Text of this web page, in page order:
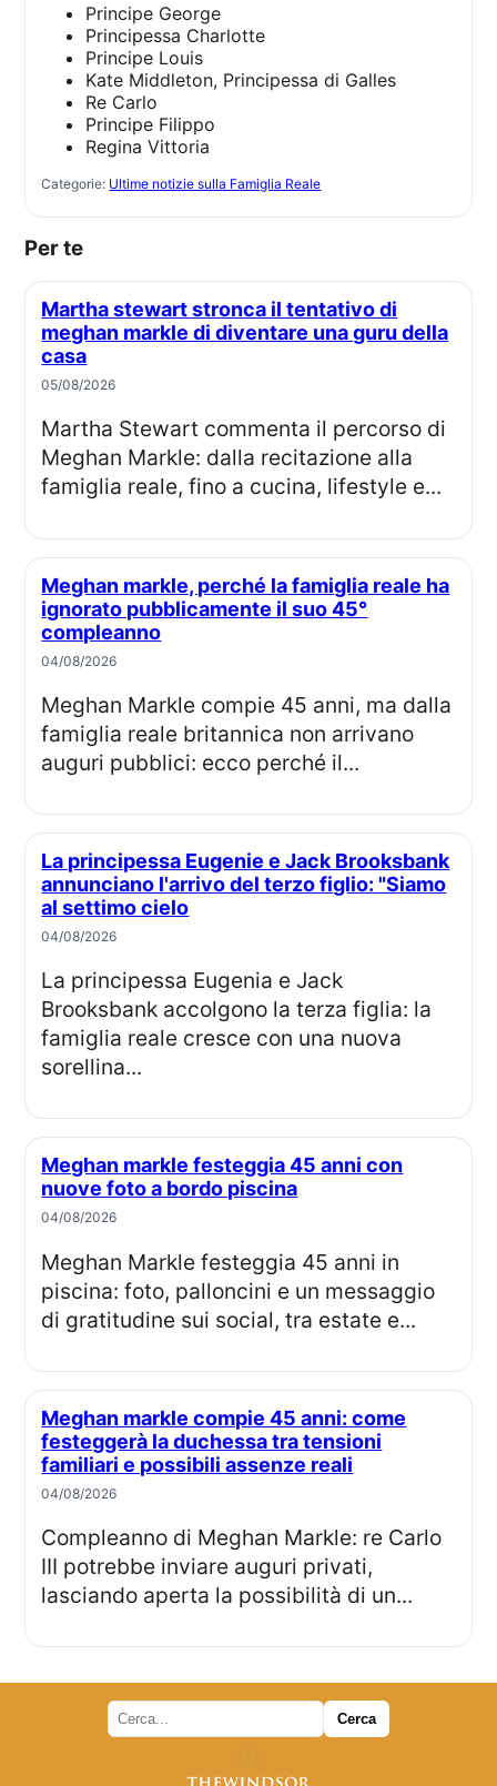
Principe George
Principessa Charlotte
Principe Louis
Kate Middleton, Principessa di Galles
Re Carlo
Principe Filippo
Regina Vittoria
Categorie: Ultime notizie sulla Famiglia Reale
Per te
Martha stewart stronca il tentativo di
meghan markle di diventare una guru della
casa
05/08/2026
Martha Stewart commenta il percorso di
Meghan Markle: dalla recitazione alla
famiglia reale, fino a cucina, lifestyle e...
Meghan markle, perché la famiglia reale ha
ignorato pubblicamente il suo 45°
compleanno
04/08/2026
Meghan Markle compie 45 anni, ma dalla
famiglia reale britannica non arrivano
auguri pubblici: ecco perché il...
La principessa Eugenie e Jack Brooksbank
annunciano l'arrivo del terzo figlio: "Siamo
al settimo cielo
04/08/2026
La principessa Eugenia e Jack
Brooksbank accolgono la terza figlia: la
famiglia reale cresce con una nuova
sorellina...
Meghan markle festeggia 45 anni con
nuove foto a bordo piscina
04/08/2026
Meghan Markle festeggia 45 anni in
piscina: foto, palloncini e un messaggio
di gratitudine sui social, tra estate e...
Meghan markle compie 45 anni: come
festeggerà la duchessa tra tensioni
familiari e possibili assenze reali
04/08/2026
Compleanno di Meghan Markle: re Carlo
III potrebbe inviare auguri privati,
lasciando aperta la possibilità di un...